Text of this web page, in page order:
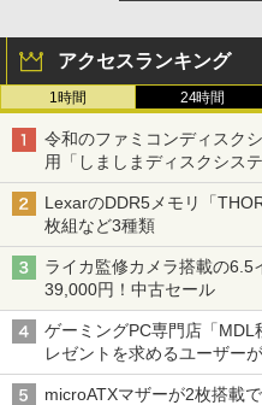
アクセスランキング
1時間 24時間
令和のファミコンディスク
用「しましまディスクシステ
LexarのDDR5メモリ「
枚組など3種類
ライカ監修カメラ搭載の6.5
39,000円！中古セール
ゲーミングPC専門店「
レゼントを求めるユーザー
microATXマザーが2枚搭載